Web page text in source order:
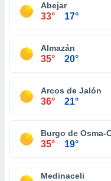
Abejar
33° 17°
Almazán
35° 20°
Arcos de Jalón
36° 21°
Burgo de Osma-
35° 19°
Medinaceli